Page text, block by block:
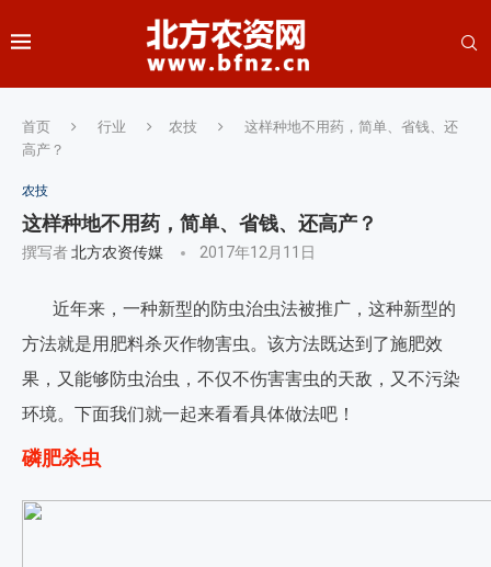
首页 行业 农技
这样种地不用药，简单、省钱、还
高产？
农技
这样种地不用药，简单、省钱、还高产？
撰写者北方农资传媒 2017年12月11日
近年来，一种新型的防虫治虫法被推广，这种新型的
方法就是用肥料杀灭作物害虫。该方法既达到了施肥效
果，又能够防虫治虫，不仅不伤害害虫的天敌，又不污染
环境。下面我们就一起来看看具体做法吧！
磷肥杀虫